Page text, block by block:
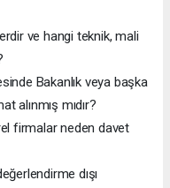
ve hangi teknik, mali
Bakanlık veya başka
alınmış mıdır?
firmalar neden davet
dışı